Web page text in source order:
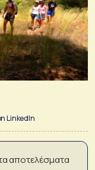
LinkedIn
αποτελέσματα